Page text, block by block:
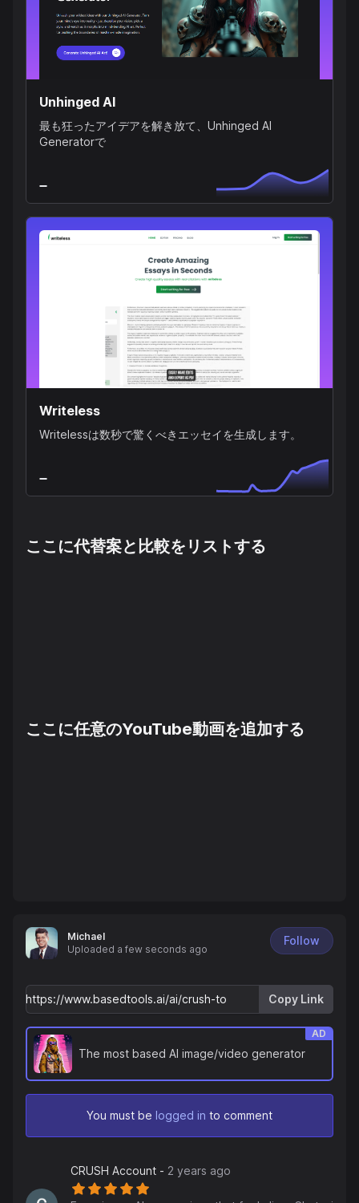
Unhinged AI
最も狂ったアイデアを解き放て、Unhinged AI
Generatorで
Writeless
Writelessは数秒で驚くべきエッセイを生成します。
ここに代替案と比較をリストする
ここに任意のYouTube動画を追加する
Michael
Uploaded a few seconds ago
Follow
Copy Link
The most based AI image/video generator
AD
You must be logged in to comment
CRUSH Account - 2 years ago